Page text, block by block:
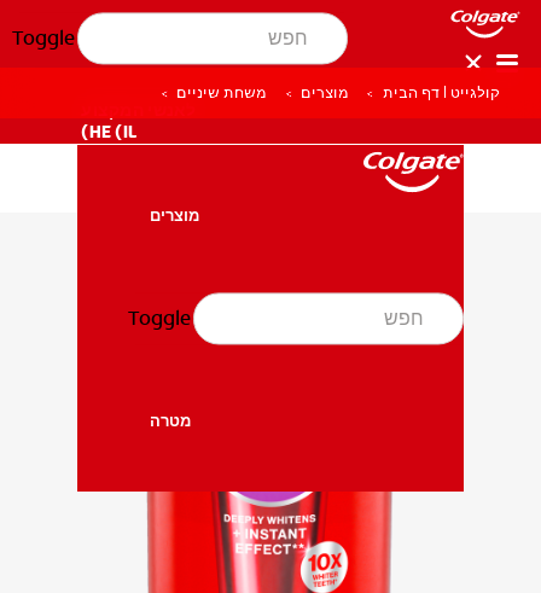
Toggle
HE (IL)
מוצרים
בריאות הפה
מטרה
Toggle
קולגייט | דף הבית מוצרים משחת שיניים